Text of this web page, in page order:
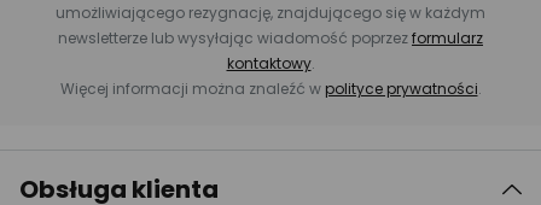
umożliwiającego rezygnację, znajdującego się w każdym
newsletterze lub wysyłając wiadomość poprzezformularz
kontaktowy.
Więcej informacji można znaleźć w polityce prywatności.
Obsługa klienta